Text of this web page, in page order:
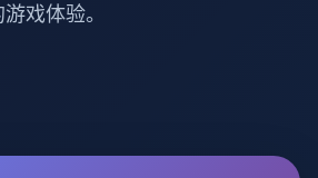
游戏体验。